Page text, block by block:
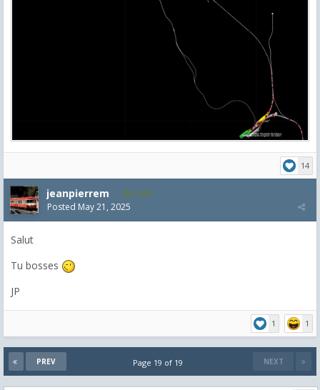
14
jeanpierrem 5,986
Posted May 21, 2025
Salut
Tu bosses
JP
1 1
PREV NEXT
Page 19 of 19